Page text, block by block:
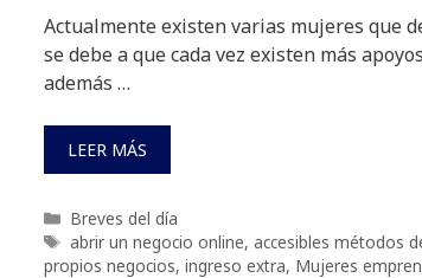
Actualmente existen varias mujeres que
se debe a que cada vez existen más
además …
LEER MÁS
Categorías
Breves del día
Etiquetas
abrir un negocio online, accesibles métodos
propios negocios, ingreso extra, Mujeres